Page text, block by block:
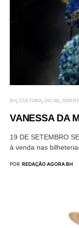
BH CULTURA DICAS
VANESSA DA
19 DE SETEMBRO
à venda nas
POR REDAÇÃO AGORA BH